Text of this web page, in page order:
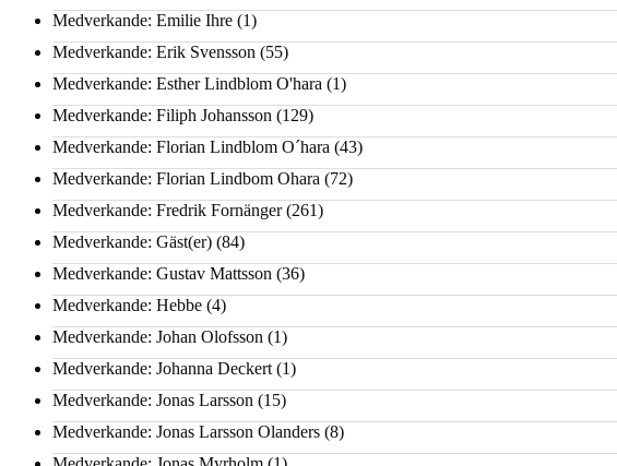
Medverkande: Emilie Ihre (1)
Medverkande: Erik Svensson (55)
Medverkande: Esther Lindblom O'hara (1)
Medverkande: Filiph Johansson (129)
Medverkande: Florian Lindblom O´hara (43)
Medverkande: Florian Lindbom Ohara (72)
Medverkande: Fredrik Fornänger(261)
Medverkande: Gäst(er) (84)
Medverkande: Gustav Mattsson (36)
Medverkande: Hebbe (4)
Medverkande: Johan Olofsson (1)
Medverkande: Johanna Deckert (1)
Medverkande: Jonas Larsson (15)
Medverkande: Jonas Larsson Olanders (8)